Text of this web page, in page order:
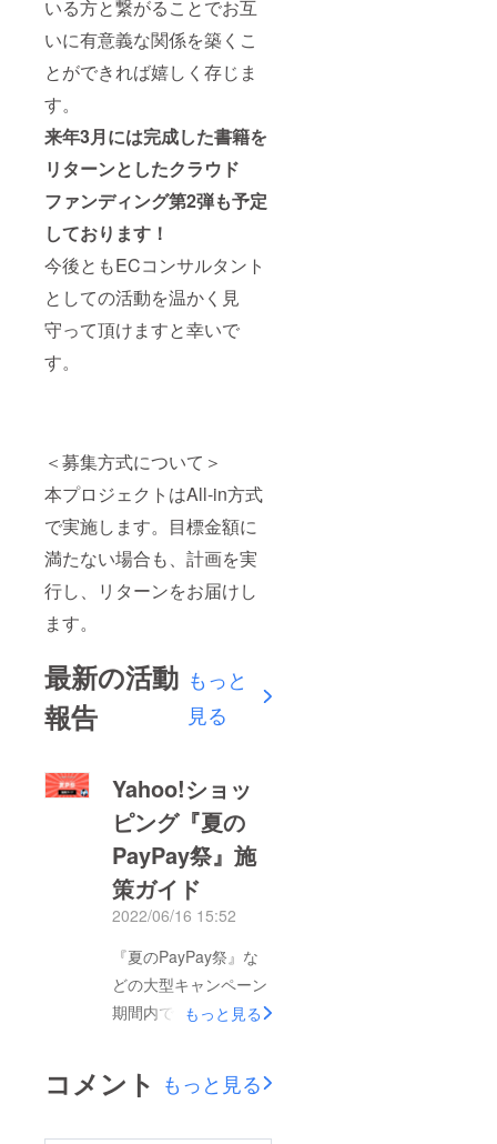
いる方と繋がることでお互
いに有意義な関係を築くこ
とができれば嬉しく存じま
す。
来年3月には完成した書籍を
リターンとしたクラウド
ファンディング第2弾も予定
しております！
今後ともECコンサルタント
としての活動を温かく見
守って頂けますと幸いで
す。
＜募集方式について＞
本プロジェクトはAll-in方式
で実施します。目標金額に
満たない場合も、計画を実
行し、リターンをお届けし
ます。
最新の活動
報告
もっと
見る
Yahoo!ショッ
ピング『夏の
PayPay祭』施
策ガイド
2022/06/16 15:52
『夏のPayPay祭』な
どの大型キャンペーン
期間内では通常日と比
を上げている店舗様も
少なくありません。今
もっと見る
コメント もっと見る